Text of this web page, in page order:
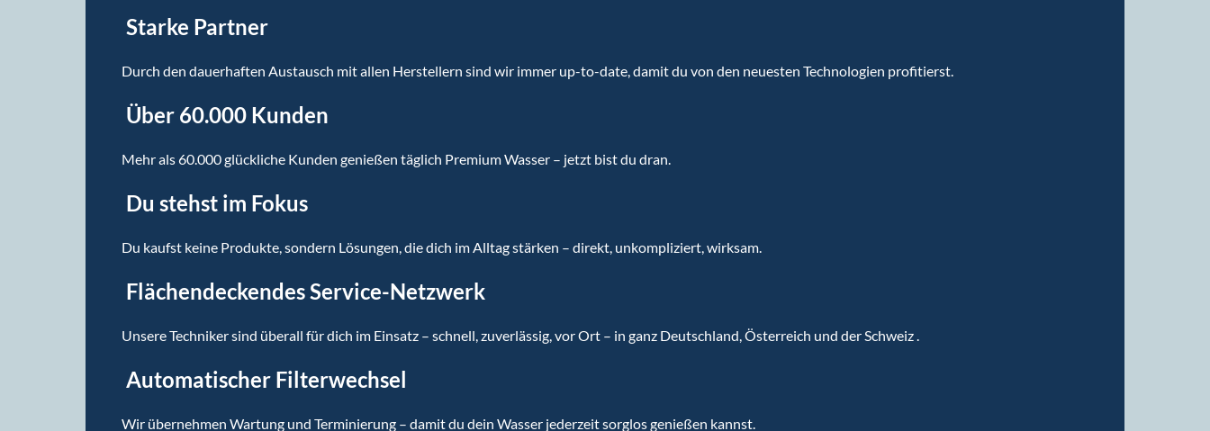
Starke Partner
Durch den dauerhaften Austausch mit allen Herstellern sind wir immer up-to-date, damit du von den neuesten Technologien profitierst.
Über 60.000 Kunden
Mehr als 60.000 glückliche Kunden genießen täglich Premium Wasser – jetzt bist du dran.
Du stehst im Fokus
Du kaufst keine Produkte, sondern Lösungen, die dich im Alltag stärken – direkt, unkompliziert, wirksam.
Flächendeckendes Service-Netzwerk
Unsere Techniker sind überall für dich im Einsatz – schnell, zuverlässig, vor Ort – in ganz Deutschland, Österreich und der Schweiz .
Automatischer Filterwechsel
Wir übernehmen Wartung und Terminierung – damit du dein Wasser jederzeit sorglos genießen kannst.